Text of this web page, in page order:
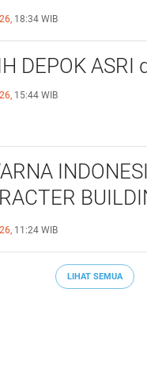
TAKTIS
18:34 WIB
DEPOK ASRI
15:44 WIB
NASRANI
11:24 WIB
LIHAT SEMUA